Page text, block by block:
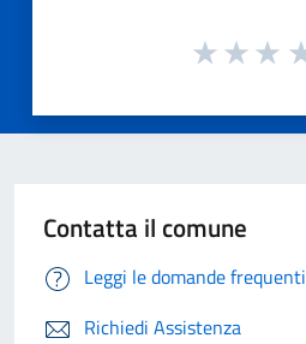
Contatta il comune
Leggi le domande frequenti
Richiedi Assistenza